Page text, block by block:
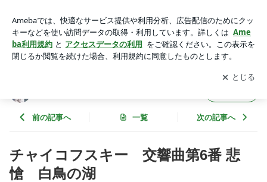
se Essayist / Eiki Ozawa
アプリをダウンロードして ブログの更新通知
を受け取りまし
ょう。
開く
前の記事へ 一覧 次の記事へ
チャイコフスキー 交響曲第6番 悲
愴 白鳥の湖